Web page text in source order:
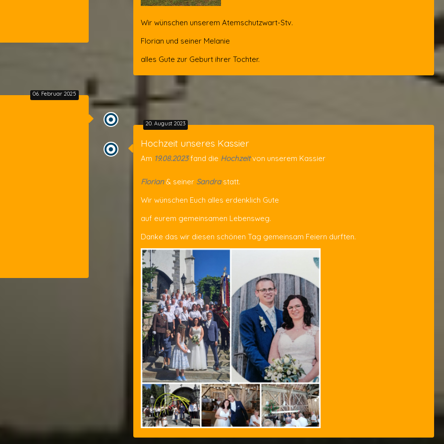
Wir wünschen unserem Atemschutzwart-Stv.
Florian und seiner Melanie
alles Gute zur Geburt ihrer Tochter.
06. Februar 2025
20. August 2023
Hochzeit unseres Kassier
Am 19.08.2023fand die Hochzeitvon unserem Kassier
Florian& seiner Sandrastatt.
Wir wünschen Euch alles erdenklich Gute
auf eurem gemeinsamen Lebensweg.
Danke das wir diesen schönen Tag gemeinsam Feiern durften.